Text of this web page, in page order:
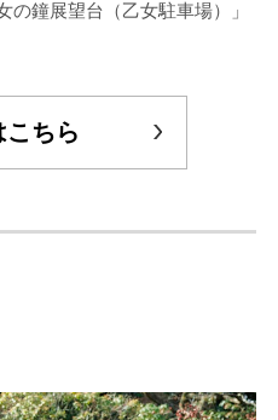
の鐘展望台（乙女駐車場）」
こちら